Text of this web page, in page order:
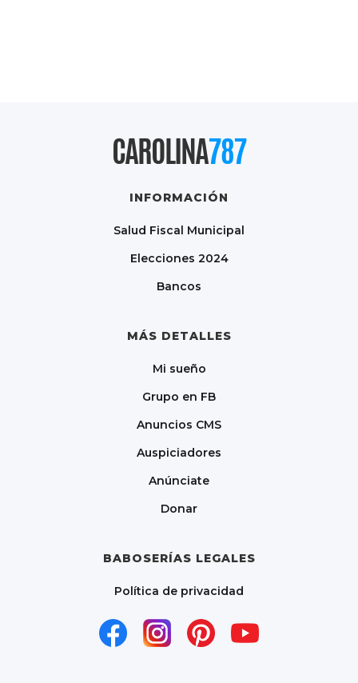
CAROLINA787
INFORMACIÓN
Salud Fiscal Municipal
Elecciones 2024
Bancos
MÁS DETALLES
Mi sueño
Grupo en FB
Anuncios CMS
Auspiciadores
Anúnciate
Donar
BABOSERÍAS LEGALES
Política de privacidad